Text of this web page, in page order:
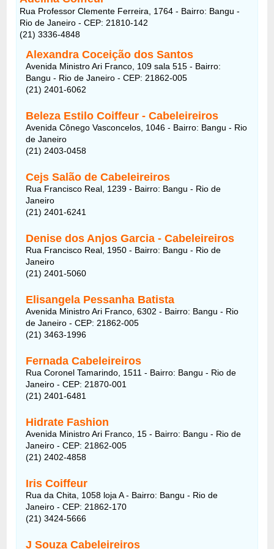
Rua Professor Clemente Ferreira, 1764 - Bairro: Bangu -
Rio de Janeiro - CEP: 21810-142
(21) 3336-4848
Alexandra Coceição dos Santos
Avenida Ministro Ari Franco, 109 sala 515 - Bairro:
Bangu - Rio de Janeiro - CEP: 21862-005
(21) 2401-6062
Beleza Estilo Coiffeur - Cabeleireiros
Avenida Cônego Vasconcelos, 1046 - Bairro: Bangu - Rio
de Janeiro
(21) 2403-0458
Cejs Salão de Cabeleireiros
Rua Francisco Real, 1239 - Bairro: Bangu - Rio de
Janeiro
(21) 2401-6241
Denise dos Anjos Garcia - Cabeleireiros
Rua Francisco Real, 1950 - Bairro: Bangu - Rio de
Janeiro
(21) 2401-5060
Elisangela Pessanha Batista
Avenida Ministro Ari Franco, 6302 - Bairro: Bangu - Rio
de Janeiro - CEP: 21862-005
(21) 3463-1996
Fernada Cabeleireiros
Rua Coronel Tamarindo, 1511 - Bairro: Bangu - Rio de
Janeiro - CEP: 21870-001
(21) 2401-6481
Hidrate Fashion
Avenida Ministro Ari Franco, 15 - Bairro: Bangu - Rio de
Janeiro - CEP: 21862-005
(21) 2402-4858
Iris Coiffeur
Rua da Chita, 1058 loja A - Bairro: Bangu - Rio de
Janeiro - CEP: 21862-170
(21) 3424-5666
J Souza Cabeleireiros